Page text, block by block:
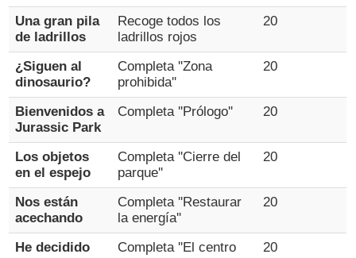
Una gran pila
de ladrillos
Recoge todos los
ladrillos rojos
20
¿Siguen al
dinosaurio?
Completa ''Zona
prohibida''
20
Bienvenidos a
Jurassic Park
Completa ''Prólogo'' 20
Los objetos
en el espejo
Completa ''Cierre del
parque''
20
Nos están
acechando
Completa ''Restaurar
la energía''
20
He decidido
Completa ''El centro
20